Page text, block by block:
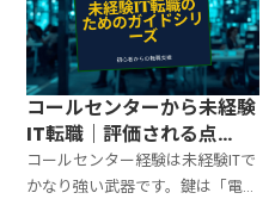
理・改善（カイゼン）・異常対
応をITの言葉に変換して見せるこ
と。書類と面接の型までまとめ
ます。
コールセンターから未経験
IT転職｜評価される点
と“切り分け力”の見せ方
コールセンター経験は未経験ITで
かなり強い武器です。鍵は「電話